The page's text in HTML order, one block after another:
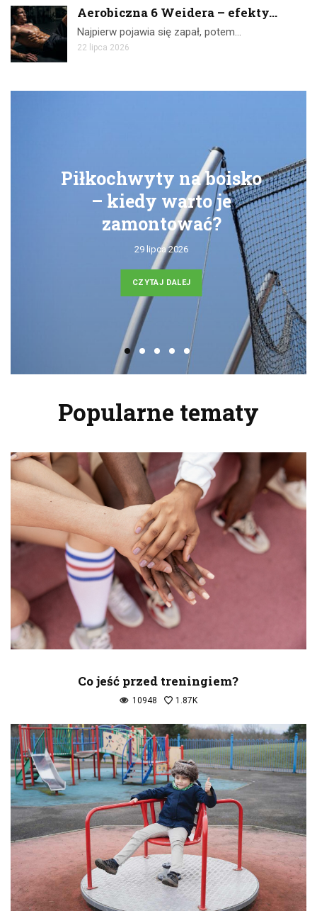
Aerobiczna 6 Weidera – efekty...
Najpierw pojawia się zapał, potem…
22 lipca 2026
Piłkochwyty na boisko
– kiedy warto je
zamontować?
29 lipca 2026
CZYTAJ DALEJ
Popularne tematy
Co jeść przed treningiem?
10948 1.87K